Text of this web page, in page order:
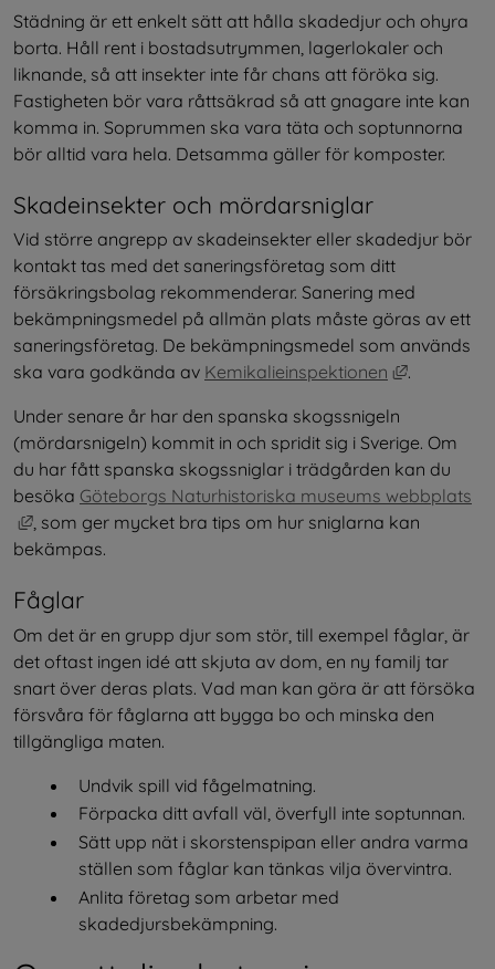
Städning är ett enkelt sätt att hålla skadedjur och ohyra
borta. Håll rent i bostadsutrymmen, lagerlokaler och
liknande, så att insekter inte får chans att föröka sig.
Fastigheten bör vara råttsäkrad så att gnagare inte kan
komma in. Soprummen ska vara täta och soptunnorna
bör alltid vara hela. Detsamma gäller för komposter.
Skadeinsekter och mördarsniglar
Vid större angrepp av skadeinsekter eller skadedjur bör
kontakt tas med det saneringsföretag som ditt
försäkringsbolag rekommenderar. Sanering med
bekämpningsmedel på allmän plats måste göras av ett
saneringsföretag. De bekämpningsmedel som används
ska vara godkända av Kemikalieinspektionen Länk till
.
Under senare år har den spanska skogssnigeln
(mördarsnigeln) kommit in och spridit sig i Sverige. Om
du har fått spanska skogssniglar i trädgården kan du
besöka Göteborgs Naturhistoriska museums webbplats
Länk till annan webbplats, öppnas i nytt fönster.
, som ger mycket bra tips om hur sniglarna kan
bekämpas.
Fåglar
Om det är en grupp djur som stör, till exempel fåglar, är
det oftast ingen idé att skjuta av dom, en ny familj tar
snart över deras plats. Vad man kan göra är att försöka
försvåra för fåglarna att bygga bo och minska den
tillgängliga maten.
Undvik spill vid fågelmatning.
Förpacka ditt avfall väl, överfyll inte soptunnan.
Sätt upp nät i skorstenspipan eller andra varma
ställen som fåglar kan tänkas vilja övervintra.
Anlita företag som arbetar med
skadedjursbekämpning.